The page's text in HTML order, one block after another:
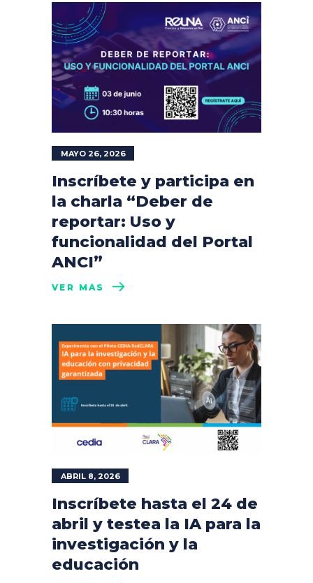
MAYO 26, 2026
Inscríbete y participa en
la charla “Deber de
reportar: Uso y
funcionalidad del Portal
ANCI”
VER MÁS
ABRIL 8, 2026
Inscríbete hasta el 24 de
abril y testea la IA para la
investigación y la
educación